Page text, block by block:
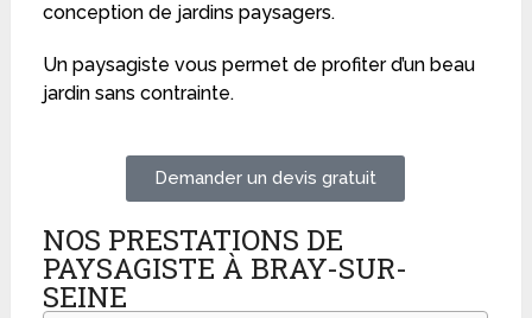
conception de jardins paysagers.
Un paysagiste vous permet de profiter d’un beau
jardin sans contrainte.
Demander un devis gratuit
NOS PRESTATIONS DE
PAYSAGISTE À BRAY-SUR-
SEINE